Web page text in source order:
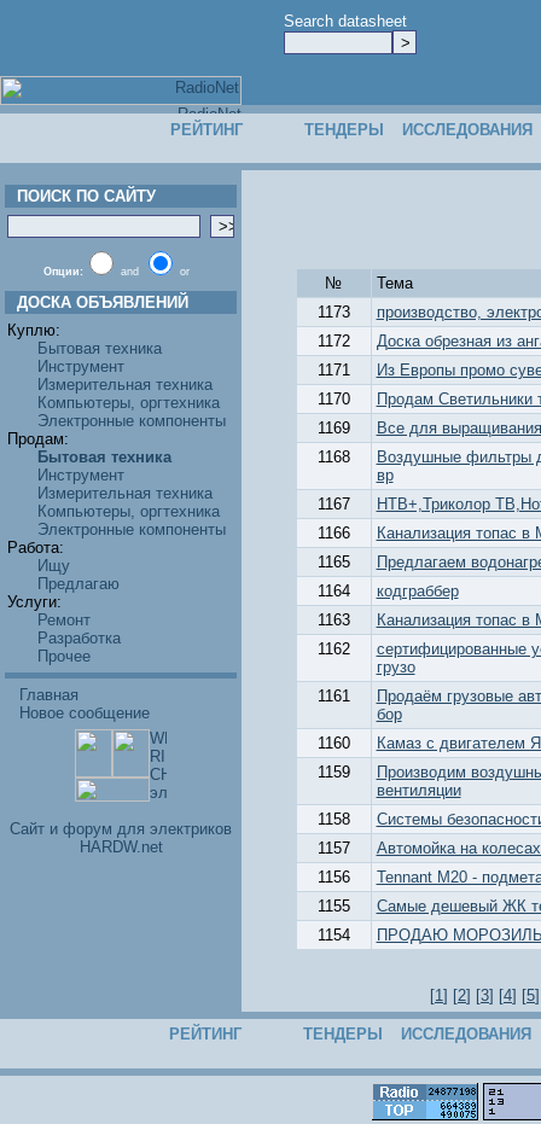
Search datasheet
РЕЙТИНГ ТЕНДЕРЫ ИССЛЕДОВАНИЯ
ПОИСК ПО САЙТУ
Опции: and or
ДОСКА ОБЪЯВЛЕНИЙ
Куплю:
Бытовая техника
Инструмент
Измерительная техника
Компьютеры, оргтехника
Электронные компоненты
Продам:
Бытовая техника
Инструмент
Измерительная техника
Компьютеры, оргтехника
Электронные компоненты
Работа:
Ищу
Предлагаю
Услуги:
Ремонт
Разработка
Прочее
Главная
Новое сообщение
Cайт и форум для электриков
HARDW.net
№
Тема
1173
производство,
1172
Доска обрезная из
1171
Из Европы промо
1170
Продам Светильники
1169
Все для
1168
Воздушные фильтры
вр
1167
НТВ+,Триколор
1166
Канализация топас в
1165
Предлагаем
1164
кодграббер
1163
Канализация топас в
1162
сертифицированные
грузо
1161
Продаём грузовые
бор
1160
Камаз с двигателем
1159
Производим
вентиляции
1158
Системы
1157
Автомойка на
1156
Tennant M20 -
1155
Самые дешевый ЖК
1154
ПРОДАЮ
[1] [2] [3] [4] [5
РЕЙТИНГ ТЕНДЕРЫ ИССЛЕДОВАНИЯ